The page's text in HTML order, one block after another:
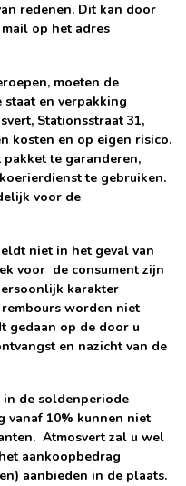
redenen. Dit kan door
op het adres
moeten de
en verpakking
Stationsstraat 31,
kosten en op eigen risico.
te garanderen,
te gebruiken.
voor de
niet in het geval van
voor de consument zijn
karakter
worden niet
gedaan op de door u
en nazicht van de
de soldenperiode
vanaf 10% kunnen niet
Atmosvert zal u wel
aankoopbedrag
aanbieden in de plaats.